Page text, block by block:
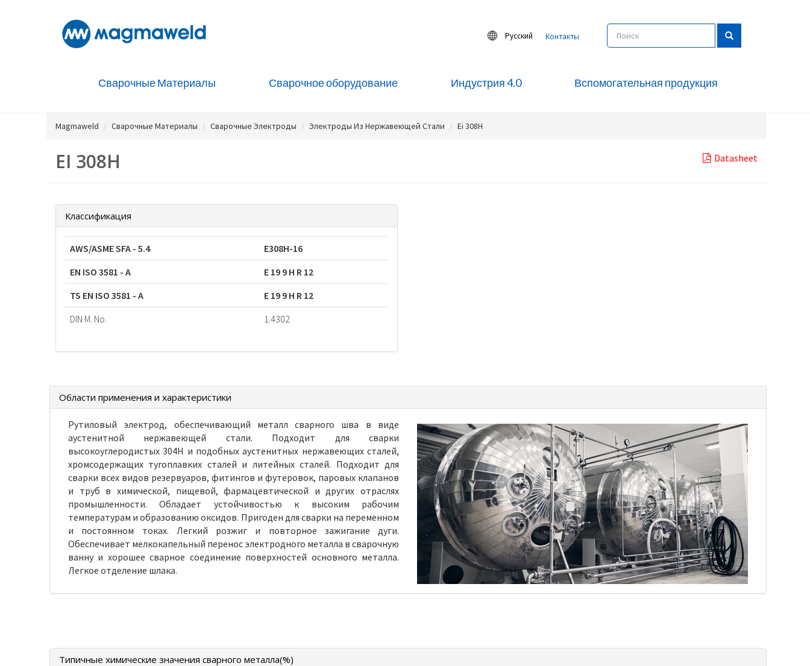
Русский Контакты
Сварочные Материалы Сварочное оборудование Индустрия 4.0 Вспомогательная продукция
Magmaweld Сварочные Материалы Сварочные Электроды Электроды Из Нержавеющей Стали Ei 308H
EI 308H Datasheet
Классификация
AWS/ASME SFA - 5.4
E308H-16
EN ISO 3581 - A
E 19 9 H R 12
TS EN ISO 3581 - A
E 19 9 H R 12
DIN M. No.
1.4302
Области применения и характеристики
Рутиловый электрод, обеспечивающий металл сварного шва в виде
аустенитной нержавеющей стали. Подходит для сварки
высокоуглеродистых 304H и подобных аустенитных нержавеющих сталей,
хромсодержащих тугоплавких сталей и литейных сталей. Подходит для
сварки всех видов резервуаров, фитингов и футеровок, паровых клапанов
и труб в химической, пищевой, фармацевтической и других отраслях
промышленности. Обладает устойчивостью к высоким рабочим
температурам и образованию оксидов. Пригоден для сварки на переменном
и постоянном токах. Легкий розжиг и повторное зажигание дуги.
Обеспечивает мелкокапельный перенос электродного металла в сварочную
ванну и хорошее сварное соединение поверхностей основного металла.
Легкое отделение шлака.
Типичные химические значения сварного металла(%)